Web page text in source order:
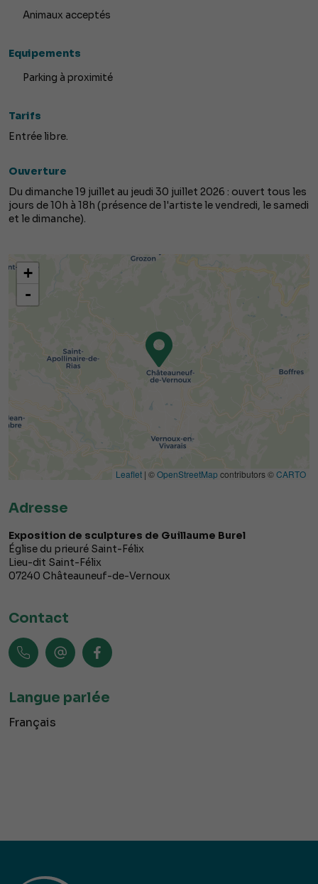
Animaux acceptés
Equipements
Parking à proximité
Tarifs
Entrée libre.
Ouverture
Du dimanche 19 juillet au jeudi 30 juillet 2026 : ouvert tous les
jours de 10h à 18h (présence de l'artiste le vendredi, le samedi
et le dimanche).
+
-
Leaflet | ©OpenStreetMap contributors ©CARTO
Adresse
Exposition de sculptures de Guillaume Burel
Église du prieuré Saint-Félix
Lieu-dit Saint-Félix
07240 Châteauneuf-de-Vernoux
Contact
Langue parlée
Français